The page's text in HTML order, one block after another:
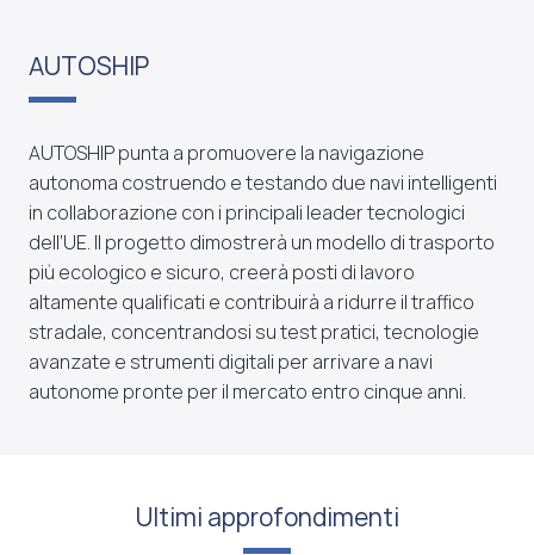
AUTOSHIP
AUTOSHIP punta a promuovere la navigazione
autonoma costruendo e testando due navi intelligenti
in collaborazione con i principali leader tecnologici
dell’UE. Il progetto dimostrerà un modello di trasporto
più ecologico e sicuro, creerà posti di lavoro
altamente qualificati e contribuirà a ridurre il traffico
stradale, concentrandosi su test pratici, tecnologie
avanzate e strumenti digitali per arrivare a navi
autonome pronte per il mercato entro cinque anni.
Ultimi approfondimenti